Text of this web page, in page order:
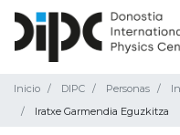
Inicio DIPC Personas
Iratxe Garmendia Eguzkitza